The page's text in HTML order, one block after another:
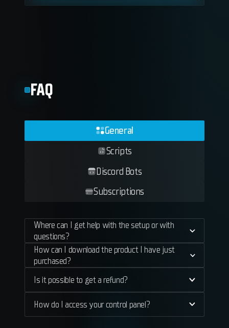
FAQ
General
Scripts
Discord Bots
Subscriptions
Where can I get help with the setup or with
questions?
How can I download the product I have just
purchased?
Is it possible to get a refund?
How do I access your control panel?